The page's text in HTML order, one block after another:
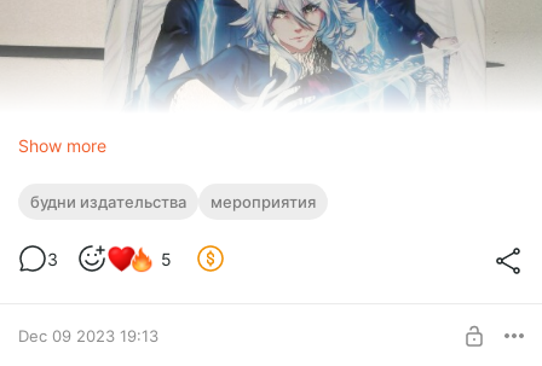
Show more
будни издательства мероприятия
3 5
Dec 09 2023 19:13